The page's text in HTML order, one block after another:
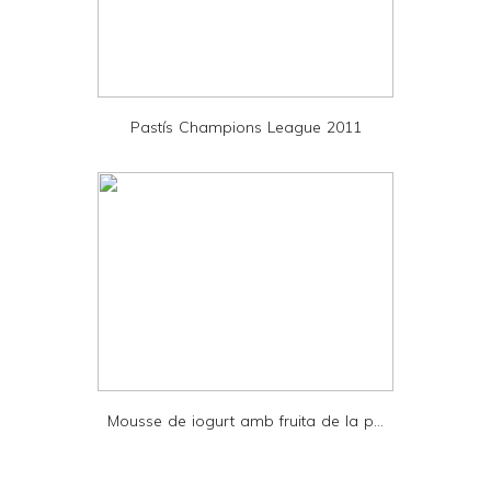
Pastís Champions League 2011
Mousse de iogurt amb fruita de la p...